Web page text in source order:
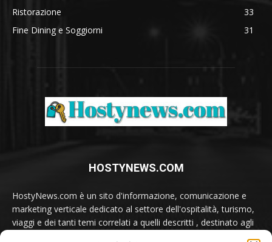
Ristorazione
33
Fine Dining e Soggiorni
31
HOSTYNEWS.COM
HostyNews.com è un sito d'informazione, comunicazione e
marketing verticale dedicato al settore dell'ospitalità, turismo,
viaggi e dei tanti temi correlati a quelli descritti , destinato agli